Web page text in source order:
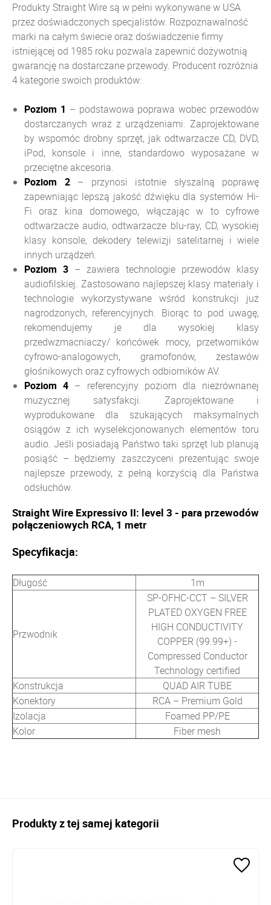
Produkty Straight Wire są w pełni wykonywane w USA
przez doświadczonych specjalistów. Rozpoznawalność
marki na całym świecie oraz doświadczenie firmy
istniejącej od 1985 roku pozwala zapewnić dożywotnią
gwarancję na dostarczane przewody. Producent rozróżnia
4 kategorie swoich produktów:
Poziom 1 – podstawowa poprawa wobec przewodów
dostarczanych wraz z urządzeniami. Zaprojektowane
by wspomóc drobny sprzęt, jak odtwarzacze CD, DVD,
iPod, konsole i inne, standardowo wyposażane w
przeciętne akcesoria.
Poziom 2– przynosi istotnie słyszalną poprawę
zapewniając lepszą jakość dźwięku dla systemów Hi-
Fi oraz kina domowego, włączając w to cyfrowe
odtwarzacze audio, odtwarzacze blu-ray, CD, wysokiej
klasy konsole, dekodery telewizji satelitarnej i wiele
innych urządzeń.
Poziom 3 – zawiera technologie przewodów klasy
audiofilskiej. Zastosowano najlepszej klasy materiały i
technologie wykorzystywane wśród konstrukcji już
nagrodzonych, referencyjnych. Biorąc to pod uwagę,
rekomendujemy je dla wysokiej klasy
przedwzmacniaczy/ końcówek mocy, przetworników
cyfrowo-analogowych, gramofonów, zestawów
głośnikowych oraz cyfrowych odbiorników AV.
Poziom 4 – referencyjny poziom dla niezrównanej
muzycznej satysfakcji. Zaprojektowane i
wyprodukowane dla szukających maksymalnych
osiągów z ich wyselekcjonowanych elementów toru
audio. Jeśli posiadają Państwo taki sprzęt lub planują
posiąść – będziemy zaszczyceni prezentując swoje
najlepsze przewody, z pełną korzyścią dla Państwa
odsłuchów.
Straight Wire Expressivo II: level 3 - para przewodów
połączeniowych RCA, 1 metr
Specyfikacja:
Długość 1m
Przwodnik
SP-OFHC-CCT – SILVER
PLATED OXYGEN FREE
HIGH CONDUCTIVITY
COPPER (99.99+) -
Compressed Conductor
Technology certified
Konstrukcja
QUAD AIR TUBE
Konektory
RCA – Premium Gold
Izolacja
Foamed PP/PE
Kolor
Fiber mesh
Produkty z tej samej kategorii